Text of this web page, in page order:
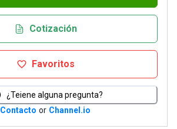
Cotización
Favoritos
¿Teiene alguna pregunta?
Contacto or Channel.io